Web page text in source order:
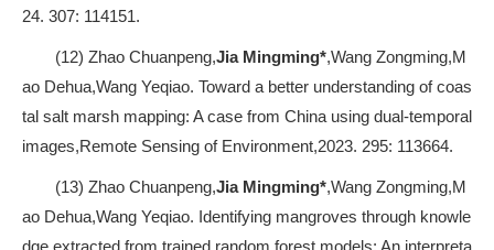
24. 307: 114151.
(12) Zhao Chuanpeng,Jia Mingming*,Wang Zongming,M
ao Dehua,Wang Yeqiao. Toward a better understanding of coas
tal salt marsh mapping: A case from China using dual-temporal
images,Remote Sensing of Environment,2023. 295: 113664.
(13) Zhao Chuanpeng,Jia Mingming*,Wang Zongming,M
ao Dehua,Wang Yeqiao. Identifying mangroves through knowle
dge extracted from trained random forest models: An interpreta